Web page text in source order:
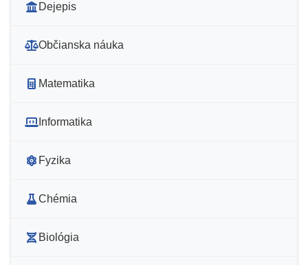
Dejepis
Občianska náuka
Matematika
Informatika
Fyzika
Chémia
Biológia